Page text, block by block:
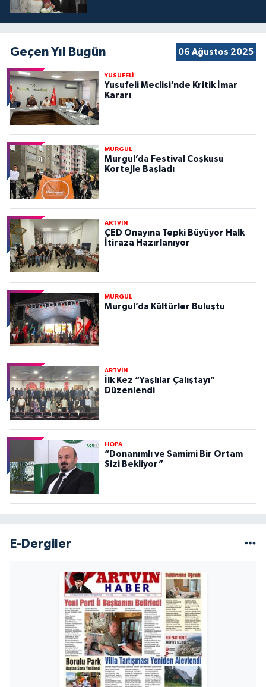
Geçen Yıl Bugün 06 Ağustos 2025
YUSUFELİ
Yusufeli Meclisi’nde Kritik İmar
Kararı
MURGUL
Murgul’da Festival Coşkusu
Kortejle Başladı
ARTVİN
ÇED Onayına Tepki Büyüyor Halk
İtiraza Hazırlanıyor
MURGUL
Murgul’da Kültürler Buluştu
ARTVİN
İlk Kez “Yaşlılar Çalıştayı”
Düzenlendi
HOPA
“Donanımlı ve Samimi Bir Ortam
Sizi Bekliyor”
E-Dergiler